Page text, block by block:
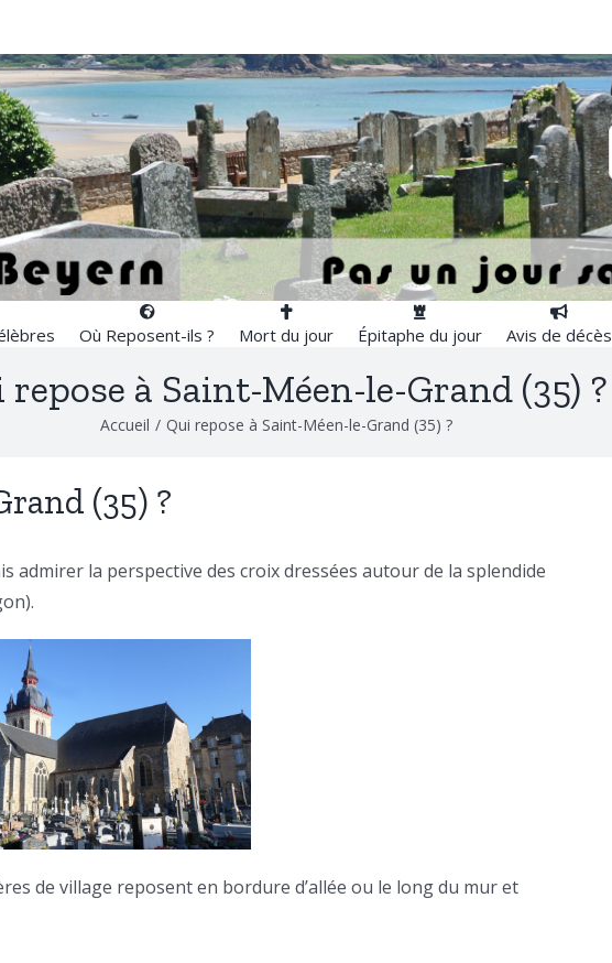
Où Reposent-ils ? Mort du jour Épitaphe du jour Avis de décès
repose à Saint-Méen-le-Grand (35) ?
Accueil / Qui repose à Saint-Méen-le-Grand (35) ?
(35) ?
admirer la perspective des croix dressées autour de la splendide
de village reposent en bordure d’allée ou le long du mur et